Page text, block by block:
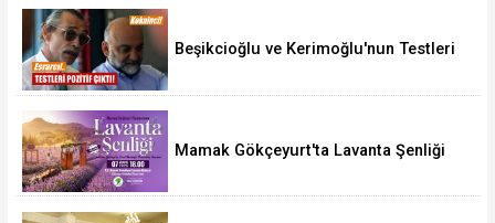
Beşikcioğlu ve Kerimoğlu'nun Testleri
Mamak Gökçeyurt'ta Lavanta Şenliği